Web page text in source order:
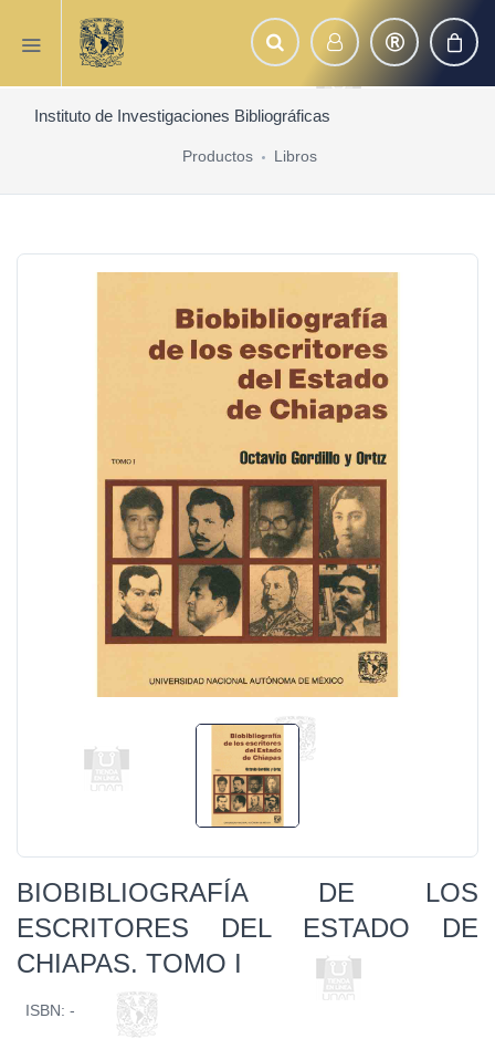
Instituto de Investigaciones Bibliográficas
Productos Libros
BIOBIBLIOGRAFÍA DE LOS
ESCRITORES DEL ESTADO DE
CHIAPAS. TOMO I
ISBN: -